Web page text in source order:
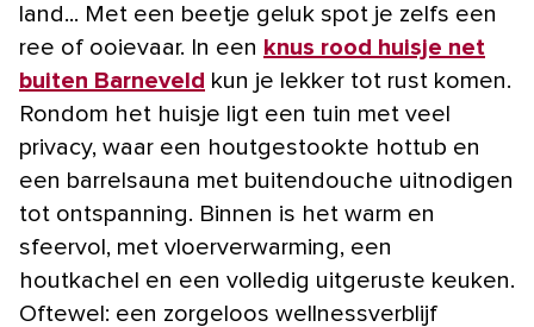
land... Met een beetje geluk spot je zelfs een
ree of ooievaar. In een knus rood huisje net
buiten Barneveld kun je lekker tot rust komen.
Rondom het huisje ligt een tuin met veel
privacy, waar een houtgestookte hottub en
een barrelsauna met buitendouche uitnodigen
tot ontspanning. Binnen is het warm en
sfeervol, met vloerverwarming, een
houtkachel en een volledig uitgeruste keuken.
Oftewel: een zorgeloos wellnessverblijf